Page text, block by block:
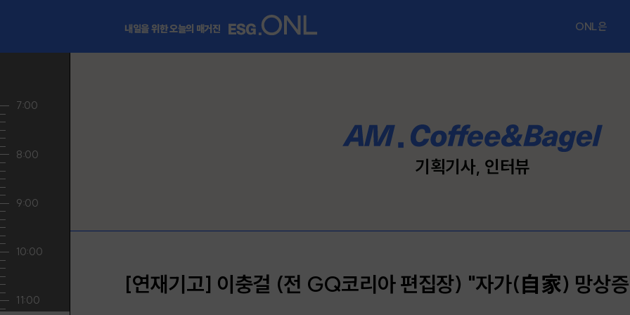
내일을 위한 오늘의 매거진 ONL은
FAQ
기획기사, 인터뷰
[연재기고] 이충걸 (전 GQ코리아 편집장) "자가(自家) 망상